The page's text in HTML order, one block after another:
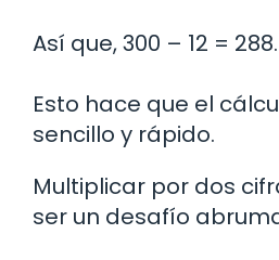
Así que, 300 – 12 = 288.
Esto hace que el
sencillo y rápido.
Multiplicar por dos
ser un desafío